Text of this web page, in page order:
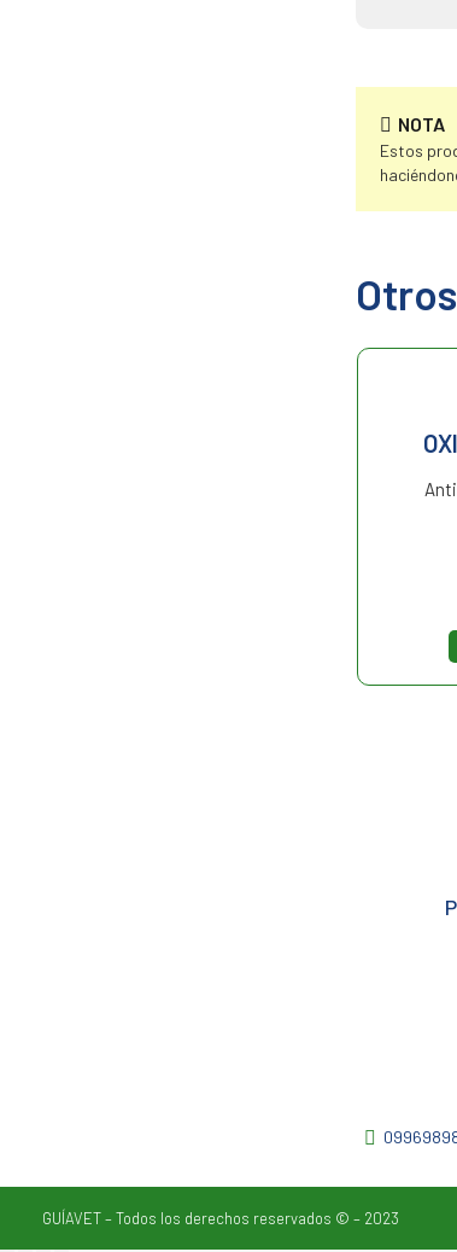
NOTA
Estos
GUÍAVET – Todos los derechos reservados © – 2023